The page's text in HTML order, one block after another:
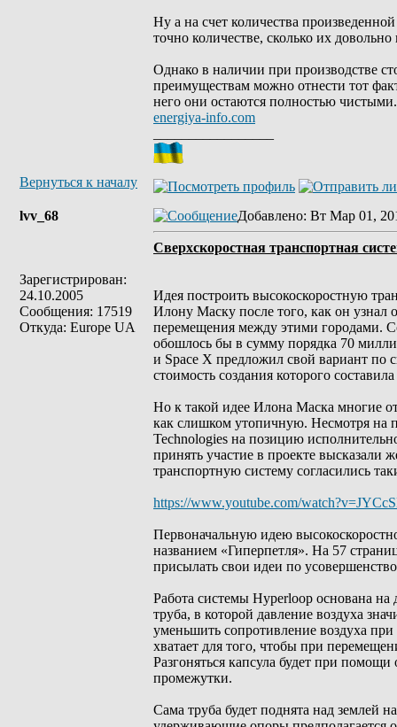
Ну а на счет количества
точно количестве, сколько их
Однако в наличии при производстве
преимуществам можно отнести тот
него они остаются полностью чистыми.
energiya-info.com
Вернуться к началу
lvv_68
Зарегистрирован:
24.10.2005
Сообщения: 17519
Откуда: Europe UA
Добавлено: Вт Мар 01,
Сверхскоростная транспортная
Идея построить высокоскоростную
Илону Маску после того, как он узнал
перемещения между этими городами.
обошлось бы в сумму порядка 70
и Space X предложил свой вариант по
стоимость создания которого
Но к такой идее Илона Маска многие
как слишком утопичную. Несмотря на
Technologies на позицию
принять участие в проекте
транспортную систему согласились
https://www.youtube.com/
Первоначальную идею
названием «Гиперпетля». На 57
присылать свои идеи по
Работа системы Hyperloop основана
труба, в которой давление воздуха
уменьшить сопротивление воздуха
хватает для того, чтобы при
Разгоняться капсула будет при помощи
промежутки.
Сама труба будет поднята над землей